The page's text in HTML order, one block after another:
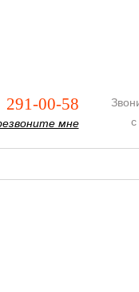
291-00-58
мне
с